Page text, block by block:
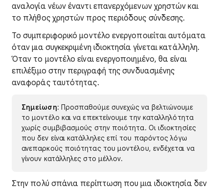
αναλογία νέων έναντι επανερχόμενων χρηστών και
το πλήθος χρηστών προς περιόδους σύνδεσης.
Το συμπεριφορικό μοντέλο ενεργοποιείται αυτόματα
όταν μια συγκεκριμένη ιδιοκτησία γίνεται κατάλληλη.
Όταν το μοντέλο είναι ενεργοποιημένο, θα είναι
επιλέξιμο στην περιγραφή της συνδυασμένης
αναφοράς ταυτότητας.
Σημείωση: Προσπαθούμε συνεχώς να βελτιώνουμε
το μοντέλο και να επεκτείνουμε την καταλληλότητα
χωρίς συμβιβασμούς στην ποιότητα. Οι ιδιοκτησίες
που δεν είναι κατάλληλες επί του παρόντος λόγω
ανεπαρκούς ποιότητας του μοντέλου, ενδέχεται να
γίνουν κατάλληλες στο μέλλον.
Στην πολύ σπάνια περίπτωση που μια ιδιοκτησία δεν